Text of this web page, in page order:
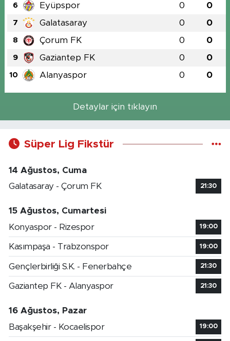
6 Eyüpspor 0 0
7 Galatasaray 0 0
8 Çorum FK 0 0
9 Gaziantep FK 0 0
10 Alanyaspor 0 0
Detaylar için tıklayın
Süper Lig Fikstür
14 Ağustos, Cuma
Galatasaray - Çorum FK
21:30
15 Ağustos, Cumartesi
Konyaspor - Rizespor
19:00
Kasımpaşa - Trabzonspor 19:00
Gençlerbirliği S.K. - Fenerbahçe 21:30
Gaziantep FK - Alanyaspor 21:30
16 Ağustos, Pazar
Başakşehir - Kocaelispor
19:00